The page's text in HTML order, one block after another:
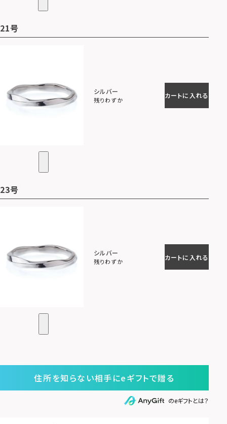
21号
シルバー
残りわずか
カートに入れる
23号
シルバー
残りわずか
カートに入れる
住所を知らない相手にeギフトで贈る
のeギフトとは？